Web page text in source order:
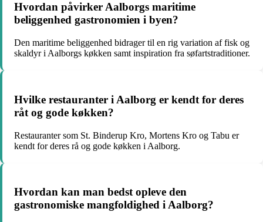
Hvordan påvirker Aalborgs maritime
beliggenhed gastronomien i byen?
Den maritime beliggenhed bidrager til en rig variation af fisk og
skaldyr i Aalborgs køkken samt inspiration fra søfartstraditioner.
Hvilke restauranter i Aalborg er kendt for deres
råt og gode køkken?
Restauranter som St. Binderup Kro, Mortens Kro og Tabu er
kendt for deres rå og gode køkken i Aalborg.
Hvordan kan man bedst opleve den
gastronomiske mangfoldighed i Aalborg?